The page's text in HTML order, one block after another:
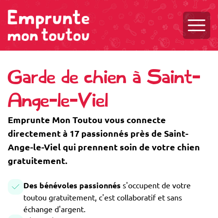
Garde de chien à Saint-
Ange-le-Viel
Emprunte Mon Toutou vous connecte
directement à 17 passionnés près de Saint-
Ange-le-Viel qui prennent soin de votre chien
gratuitement.
Des bénévoles passionnés s'occupent de votre
toutou gratuitement, c'est collaboratif et sans
échange d'argent.